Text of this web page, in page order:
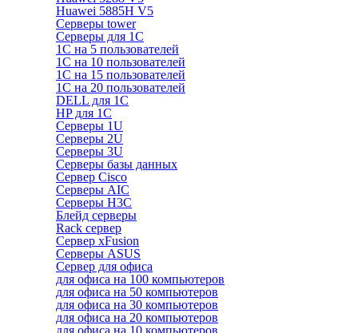
Huawei 5885H V5
Серверы tower
Серверы для 1C
1С на 5 пользователей
1С на 10 пользователей
1С на 15 пользователей
1С на 20 пользователей
DELL для 1С
HP для 1С
Серверы 1U
Серверы 2U
Серверы 3U
Серверы базы данных
Сервер Cisco
Серверы AIC
Серверы H3C
Блейд серверы
Rack сервер
Сервер xFusion
Серверы ASUS
Сервер для офиса
для офиса на 100 компьютеров
для офиса на 50 компьютеров
для офиса на 30 компьютеров
для офиса на 20 компьютеров
для офиса на 10 компьютеров